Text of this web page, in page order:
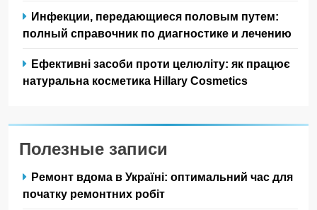
Инфекции, передающиеся половым путем:
полный справочник по диагностике и лечению
Ефективні засоби проти целюліту: як працює
натуральна косметика Hillary Cosmetics
Полезные записи
Ремонт вдома в Україні: оптимальний час для
початку ремонтних робіт